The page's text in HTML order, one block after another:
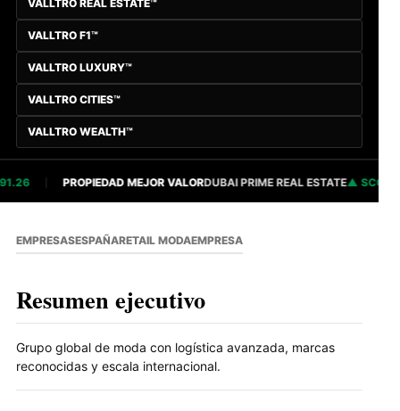
VALLTRO REAL ESTATE™
VALLTRO F1™
VALLTRO LUXURY™
VALLTRO CITIES™
VALLTRO WEALTH™
PROPIEDAD MEJOR VALORDUBAI PRIME REAL ESTATE SCORE
EMPRESASESPAÑARETAIL MODAEMPRESA
Resumen ejecutivo
Grupo global de moda con logística avanzada, marcas
reconocidas y escala internacional.